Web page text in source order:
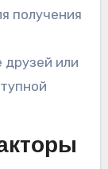
получения
друзей или